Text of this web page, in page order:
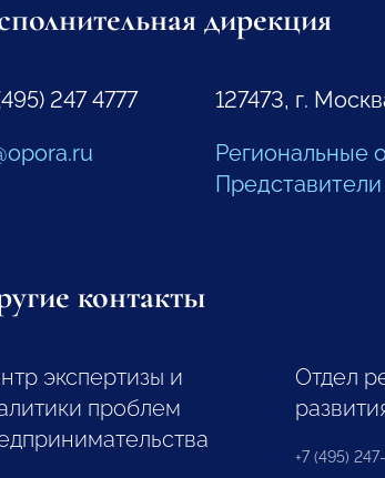
дирекция
247 4777
127473, г.
Региональные
контакты
экспертизы и
проблем
Отдел
+7 (495)